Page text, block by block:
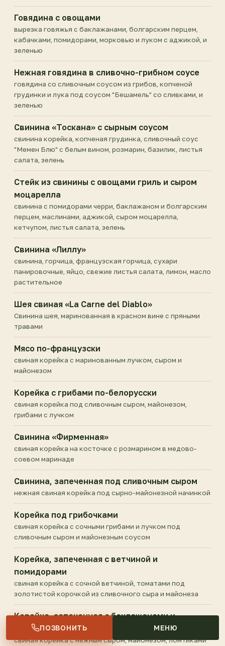
Говядина с овощами
вырезка говяжья с баклажанами, болгарским перцем,
кабачками, помидорами, морковью и луком с аджикой, и
зеленью
Нежная говядина в сливочно-грибном соусе
говядина со сливочным соусом из грибов, копченой
грудинки и лука под соусом "Бешамель" со сливками, и
зеленью
Свинина «Тоскана» с сырным соусом
свинина корейка, копченая грудинка, сливочный соус
"Мемен Блю" с белым вином, розмарин, базилик, листья
салата, зелень
Стейк из свинины с овощами гриль и сыром
моцарелла
свинина с помидорами черри, баклажаном и болгарским
перцем, маслинами, аджикой, сыром моцарелла,
кетчупом, листья салата, зелень
Свинина «Лиллу»
свинина, горчица, французская горчица, сухари
панировочные, яйцо, свежие листья салата, лимон, масло
растительное
Шея свиная «La Carne del Diablo»
Свинина шея, маринованная в красном вине с пряными
травами
Мясо по-французски
свиная корейка с маринованным лучком, сыром и
майонезом
Корейка с грибами по-белорусски
свиная корейка под сливочным сыром, майонезом,
грибами с лучком
Свинина «Фирменная»
свиная корейка на косточке с розмарином в медово-
соевом маринаде
Свинина, запеченная под сливочным сыром
нежная свиная корейка под сырно-майонезной начинкой
Корейка под грибочками
свиная корейка с сочными грибами и лучком под
сливочным сыром и майонезным соусом
Корейка, запеченная с ветчиной и
помидорами
свиная корейка с сочной ветчиной, томатами под
золотистой корочкой из сливочного сыра и майонеза
Корейка, запеченная с баклажанами и
помидором
свиная корейка с нежным сыром, майонезом, ломтиками
ПОЗВОНИТЬ МЕНЮ